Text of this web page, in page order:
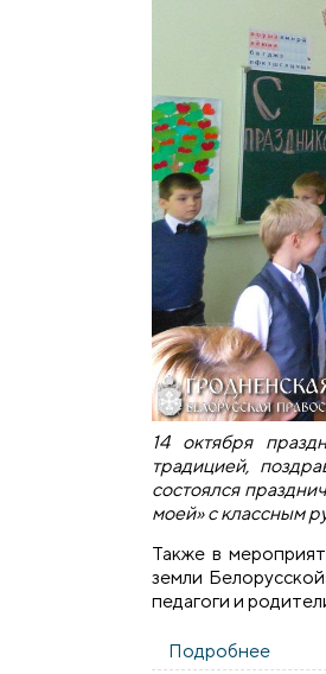
14 октября
традицией,
состоялся
моей» с классным
Также в
земли
педагоги и
Подробнее